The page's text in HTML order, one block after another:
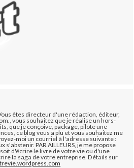
êtes directeur d'une rédaction, éditeur,
vous souhaitez que je réalise un hors-
que je conçoive, package, pilote une
ce blog vous a plu et vous souhaitez me
moi un courriel à l'adresse suivante :
s'abstenir. PAR AILLEURS, je me propose
d'écrire le livre de votre vie ou d'une
la saga de votre entreprise. Détails sur